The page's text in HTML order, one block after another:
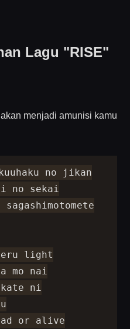
Berani Bangkit dari Kegelapan
dan Self-Acceptance
Lagu "RISE"
menjadi amunisi kamu
no jikan
no sekai
light
mo nai
kate ni
or alive